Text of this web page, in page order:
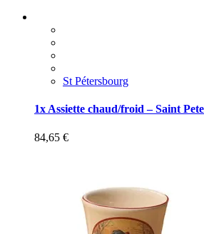
St Pétersbourg
1x Assiette chaud/froid – Saint
84,65 €